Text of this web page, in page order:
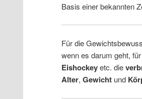
Basis einer bekannten
Für die
wenn es darum geht,
Eishockeyetc. die
Alter, Gewicht und